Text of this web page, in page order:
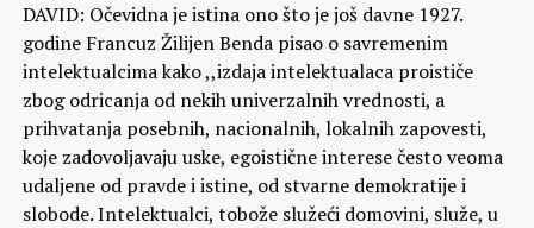
DAVID: Očevidna je istina ono što je još davne 1927.
godine Francuz Žilijen Benda pisao o savremenim
intelektualcima kako ,,izdaja intelektualaca proističe
zbog odricanja od nekih univerzalnih vrednosti, a
prihvatanja posebnih, nacionalnih, lokalnih zapovesti,
koje zadovoljavaju uske, egoistične interese često veoma
udaljene od pravde i istine, od stvarne demokratije i
slobode. Intelektualci, tobože služeći domovini, služe, u